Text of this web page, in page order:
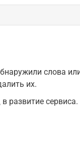
слова
их.
развитие сервиса.